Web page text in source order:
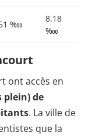
‱
8.18
‱
ont accès en
plein) de
. La ville de
que la